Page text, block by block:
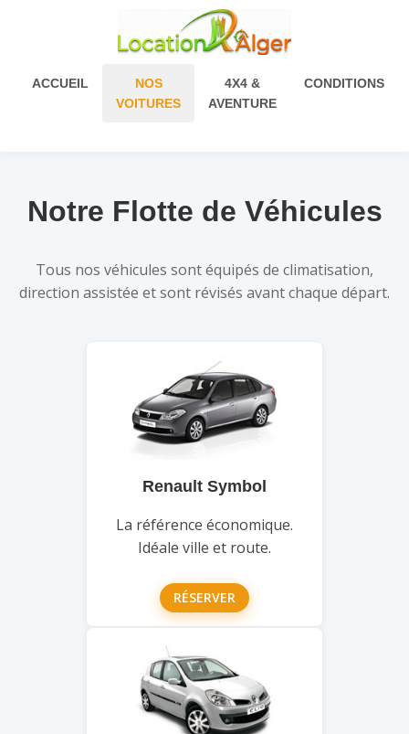
ACCUEIL
NOS
VOITURES
4X4 &
AVENTURE
CONDITIONS
Notre Flotte de Véhicules
Tous nos véhicules sont équipés de climatisation,
direction assistée et sont révisés avant chaque départ.
Renault Symbol
La référence économique.
Idéale ville et route.
RÉSERVER